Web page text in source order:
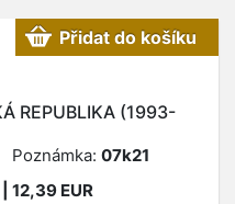
REPUBLIKA (1993-
Přidat do košíku
Poznámka: 07k21
12,39 EUR